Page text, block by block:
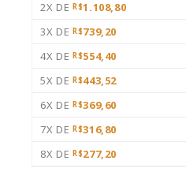
2X DE R$1.108,80
3X DE R$739,20
4X DE R$554,40
5X DE R$443,52
6X DE R$369,60
7X DE R$316,80
8X DE R$277,20